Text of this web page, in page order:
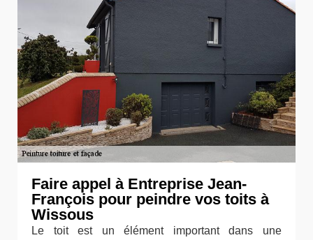
Faire appel à Entreprise Jean-
François pour peindre vos toits à
Wissous
Le toit est un élément important dans une